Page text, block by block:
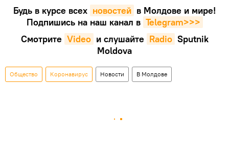
Будь в курсе всех новостей в Молдове и мире!
Подпишись на наш канал в Telegram>>>
Смотрите Video и слушайте Radio Sputnik
Moldova
Общество Коронавирус Новости В Молдове